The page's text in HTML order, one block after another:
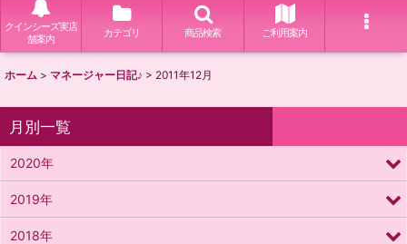
クインシーズ実店
舗案内
カテゴリ 商品検索 ご利用案内
ホーム > マネージャー日記♪ > 2011年12月
月別一覧
2020年
2019年
2018年